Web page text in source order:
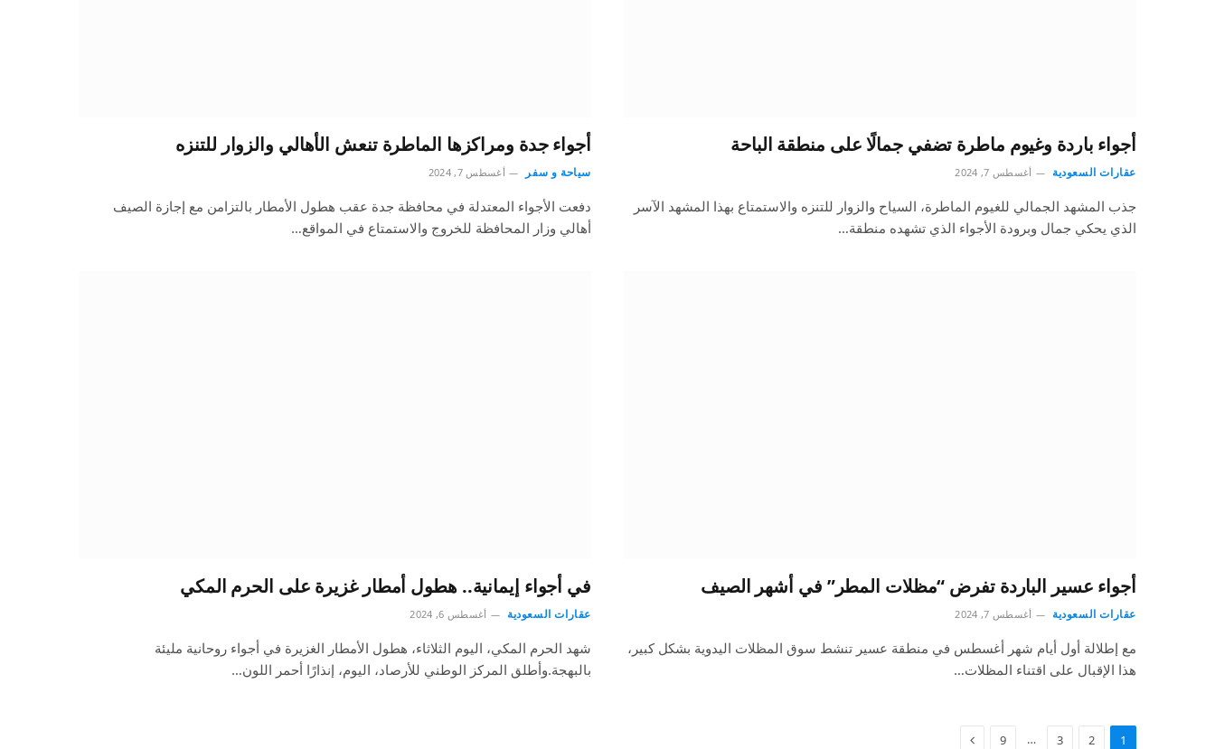
أجواء باردة وغيوم ماطرة تضفي جمالًا على منطقة الباحة
عقارات السعودية أغسطس 7, 2024
جذب المشهد الجمالي للغيوم الماطرة، السياح والزوار للتنزه والاستمتاع بهذا المشهد الآسر
الذي يحكي جمال وبرودة الأجواء الذي تشهده منطقة…
أجواء جدة ومراكزها الماطرة تنعش الأهالي والزوار للتنزه
سياحة و سفر أغسطس 7, 2024
دفعت الأجواء المعتدلة في محافظة جدة عقب هطول الأمطار بالتزامن مع إجازة الصيف
أهالي وزار المحافظة للخروج والاستمتاع في المواقع…
أجواء عسير الباردة تفرض “مظلات المطر” في أشهر الصيف
عقارات السعودية أغسطس 7, 2024
مع إطلالة أول أيام شهر أغسطس في منطقة عسير تنشط سوق المظلات اليدوية بشكل كبير،
هذا الإقبال على اقتناء المظلات…
في أجواء إيمانية.. هطول أمطار غزيرة على الحرم المكي
عقارات السعودية أغسطس 6, 2024
شهد الحرم المكي، اليوم الثلاثاء، هطول الأمطار الغزيرة في أجواء روحانية مليئة
بالبهجة.وأطلق المركز الوطني للأرصاد، اليوم، إنذارًا أحمر اللون…
1
2
3
…
9